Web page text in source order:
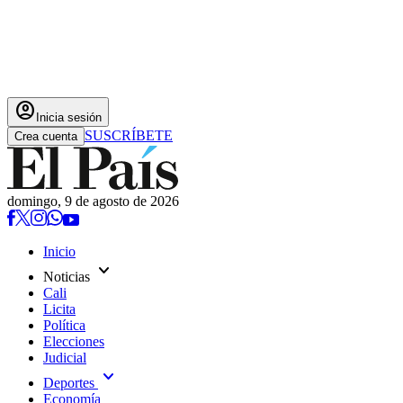
account_circle Inicia sesión
Crea cuenta SUSCRÍBETE
domingo, 9 de agosto de 2026
Inicio
Noticias expand_more
Cali
Licita
Política
Elecciones
Judicial
Deportes expand_more
Economía